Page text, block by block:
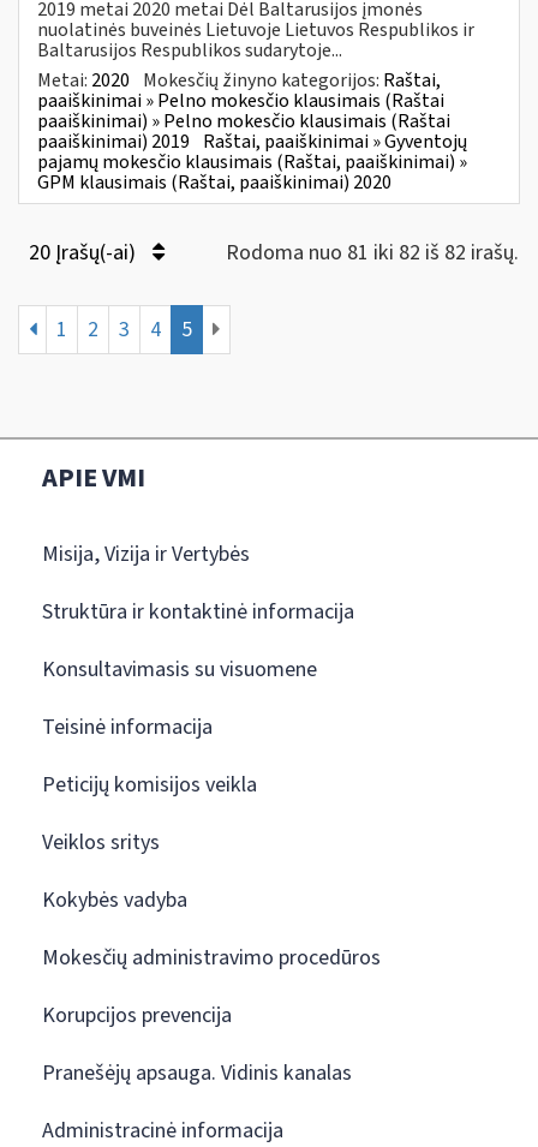
2019 metai 2020 metai Dėl Baltarusijos įmonės
nuolatinės buveinės Lietuvoje Lietuvos Respublikos ir
Baltarusijos Respublikos sudarytoje...
Metai: 2020 Mokesčių žinyno kategorijos: Raštai,
paaiškinimai » Pelno mokesčio klausimais (Raštai
paaiškinimai) » Pelno mokesčio klausimais (Raštai
paaiškinimai) 2019 Raštai, paaiškinimai » Gyventojų
pajamų mokesčio klausimais (Raštai, paaiškinimai) »
GPM klausimais (Raštai, paaiškinimai) 2020
20 Įrašų(-ai) Rodoma nuo 81 iki 82 iš 82 irašų.
1 2 3 4 5
APIE VMI
Misija, Vizija ir Vertybės
Struktūra ir kontaktinė informacija
Konsultavimasis su visuomene
Teisinė informacija
Peticijų komisijos veikla
Veiklos sritys
Kokybės vadyba
Mokesčių administravimo procedūros
Korupcijos prevencija
Pranešėjų apsauga. Vidinis kanalas
Administracinė informacija